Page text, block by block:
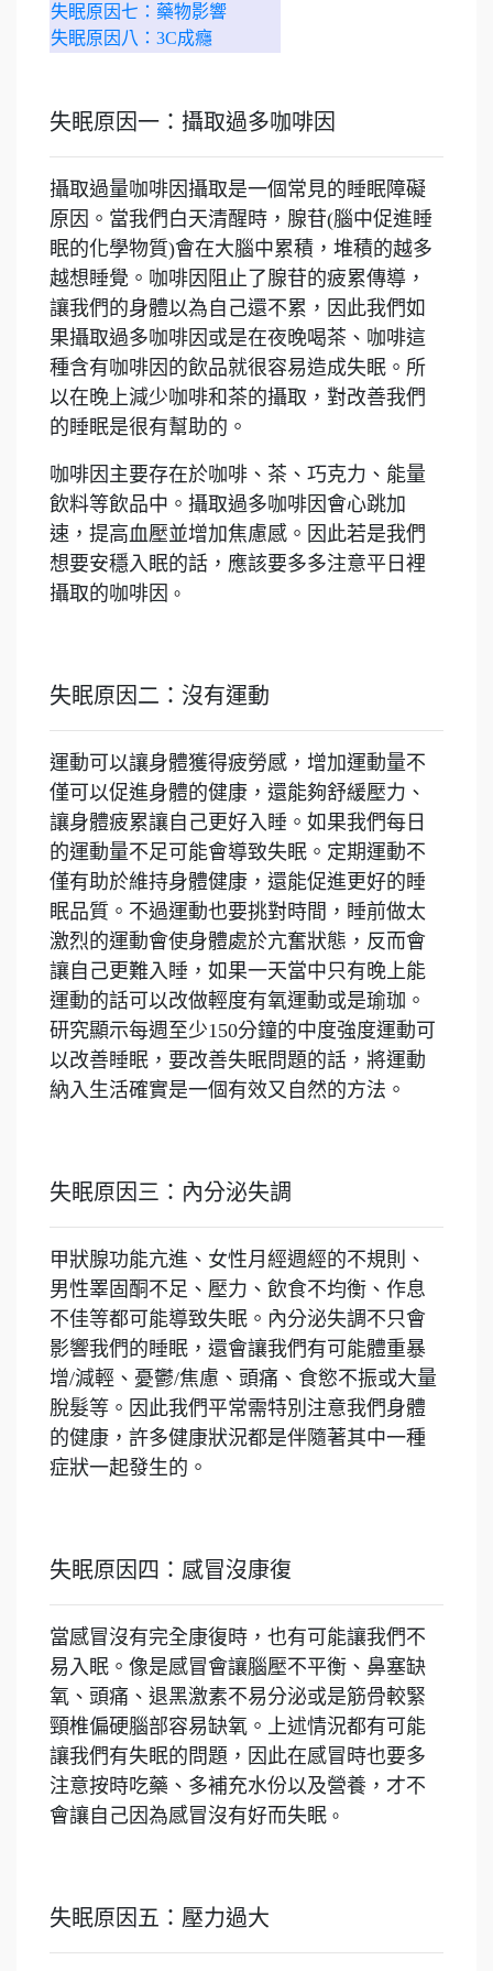
失眠原因七：藥物影響
失眠原因八：3C成癮
失眠原因一：攝取過多咖啡因
攝取過量咖啡因攝取是一個常見的睡眠障礙
原因。當我們白天清醒時，腺苷(腦中促進睡
眠的化學物質)會在大腦中累積，堆積的越多
越想睡覺。咖啡因阻止了腺苷的疲累傳導，
讓我們的身體以為自己還不累，因此我們如
果攝取過多咖啡因或是在夜晚喝茶、咖啡這
種含有咖啡因的飲品就很容易造成失眠。所
以在晚上減少咖啡和茶的攝取，對改善我們
的睡眠是很有幫助的。
咖啡因主要存在於咖啡、茶、巧克力、能量
飲料等飲品中。攝取過多咖啡因會心跳加
速，提高血壓並增加焦慮感。因此若是我們
想要安穩入眠的話，應該要多多注意平日裡
攝取的咖啡因 。
失眠原因二：沒有運動
運動可以讓身體獲得疲勞感，增加運動量不
僅可以促進身體的健康，還能夠舒緩壓力、
讓身體疲累讓自己更好入睡。如果我們每日
的運動量不足可能會導致失眠。定期運動不
僅有助於維持身體健康，還能促進更好的睡
眠品質。不過運動也要挑對時間，睡前做太
激烈的運動會使身體處於亢奮狀態，反而會
讓自己更難入睡，如果一天當中只有晚上能
運動的話可以改做輕度有氧運動或是瑜珈。
研究顯示每週至少150分鐘的中度強度運動可
以改善睡眠，要改善失眠問題的話，將運動
納入生活確實是一個有效又自然的方法。
失眠原因三：內分泌失調
甲狀腺功能亢進、女性月經週經的不規則、
男性睪固酮不足、壓力、飲食不均衡、作息
不佳等都可能導致失眠。內分泌失調不只會
影響我們的睡眠，還會讓我們有可能體重暴
增/減輕、憂鬱/焦慮、頭痛、食慾不振或大量
脫髮等。因此我們平常需特別注意我們身體
的健康，許多健康狀況都是伴隨著其中一種
症狀一起發生的。
失眠原因四：感冒沒康復
當感冒沒有完全康復時，也有可能讓我們不
易入眠。像是感冒會讓腦壓不平衡、鼻塞缺
氧、頭痛、退黑激素不易分泌或是筋骨較緊
頸椎偏硬腦部容易缺氧。上述情況都有可能
讓我們有失眠的問題，因此在感冒時也要多
注意按時吃藥、多補充水份以及營養，才不
會讓自己因為感冒沒有好而失眠 。
失眠原因五：壓力過大